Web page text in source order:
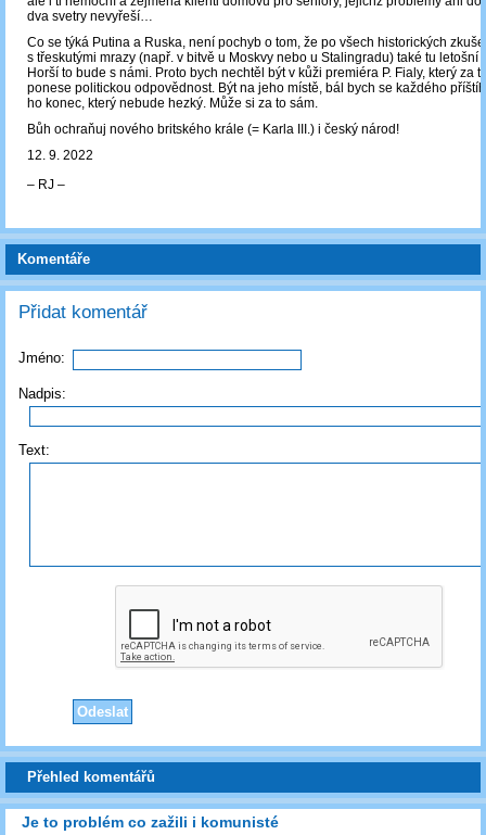
dva svetry nevyřeší…
Co se týká Putina a Ruska, není pochyb o tom, že po všech historických
s třeskutými mrazy (např. v bitvě u Moskvy nebo u Stalingradu) také tu letošní
Horší to bude s námi. Proto bych nechtěl být v kůži premiéra P. Fialy, který za
ponese politickou odpovědnost. Být na jeho místě, bál bych se každého
ho konec, který nebude hezký. Může si za to sám.
Bůh ochraňuj nového britského krále (= Karla III.) i český národ!
12. 9. 2022
‒ RJ ‒
Komentáře
Přidat komentář
Jméno:
Nadpis:
Text:
Přehled komentářů
Je to problém co zažili i komunisté